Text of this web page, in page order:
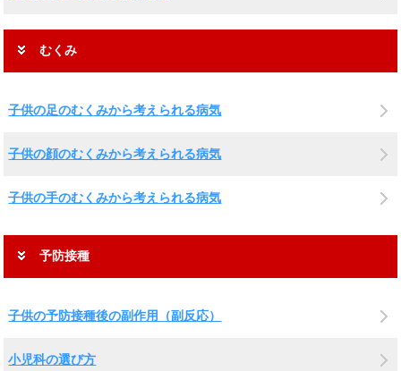
むくみ
子供の足のむくみから考えられる病気
子供の顔のむくみから考えられる病気
子供の手のむくみから考えられる病気
予防接種
子供の予防接種後の副作用（副反応）
小児科の選び方